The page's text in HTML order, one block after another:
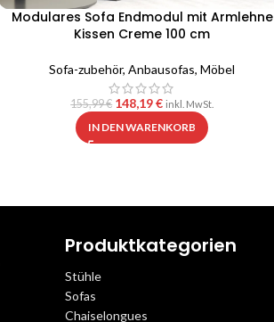
Modulares Sofa Endmodul mit Armlehne
Kissen Creme 100 cm
Sofa-zubehör,Anbausofas,Möbel
155,99€ 148,19€ inkl. MwSt.
IN DEN WARENKORB
Produktkategorien
Stühle
Sofas
Chaiselongues